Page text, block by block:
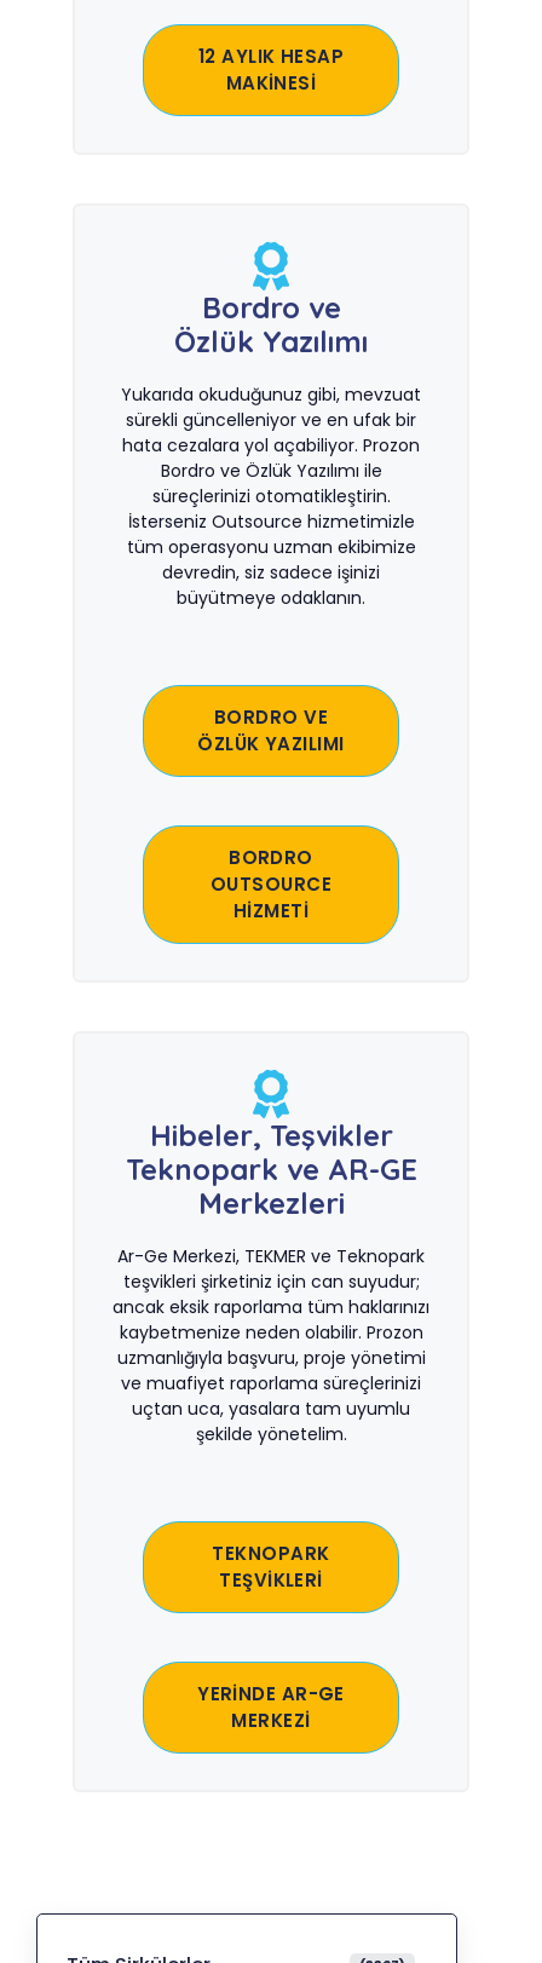
12 AYLIK HESAP
MAKİNESİ
Bordro ve
Özlük Yazılımı
Yukarıda okuduğunuz gibi, mevzuat
sürekli güncelleniyor ve en ufak bir
hata cezalara yol açabiliyor. Prozon
Bordro ve Özlük Yazılımı ile
süreçlerinizi otomatikleştirin.
İsterseniz Outsource hizmetimizle
tüm operasyonu uzman ekibimize
devredin, siz sadece işinizi
büyütmeye odaklanın.
BORDRO VE
ÖZLÜK YAZILIMI
BORDRO
OUTSOURCE
HİZMETİ
Hibeler, Teşvikler
Teknopark ve AR-GE
Merkezleri
Ar-Ge Merkezi, TEKMER ve Teknopark
teşvikleri şirketiniz için can suyudur;
ancak eksik raporlama tüm haklarınızı
kaybetmenize neden olabilir. Prozon
uzmanlığıyla başvuru, proje yönetimi
ve muafiyet raporlama süreçlerinizi
uçtan uca, yasalara tam uyumlu
şekilde yönetelim.
TEKNOPARK
TEŞVİKLERİ
YERİNDE AR-GE
MERKEZİ